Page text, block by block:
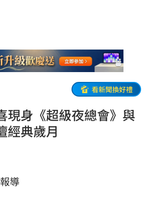
看新聞換好禮
現身《超級夜總會》與
經典歲月
導